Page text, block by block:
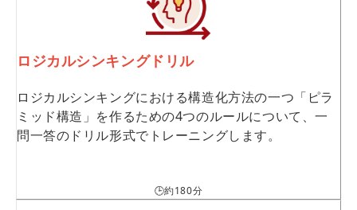
ロジカルシンキングドリル
ロジカルシンキングにおける構造化方法の一つ「ピラ
ミッド構造」を作るための4つのルールについて、一
問一答のドリル形式でトレーニングします。
🕒約180分